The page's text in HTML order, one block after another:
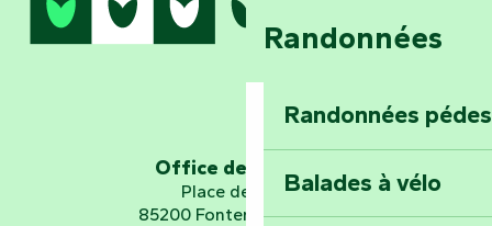
Embarquez pour
Explorez
d’orientation «
Randonnées
Randonnées
Balades à vélo
Office de tourisme
Place de Verdun
85200 Fontenay-le-Comte